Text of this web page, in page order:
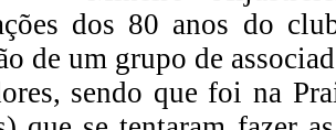
dos 80 anos do
de um grupo de
sendo que foi na